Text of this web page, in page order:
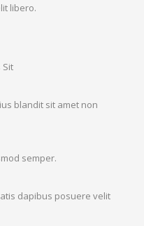
libero.
Sit
blandit sit amet non
semper.
dapibus posuere velit